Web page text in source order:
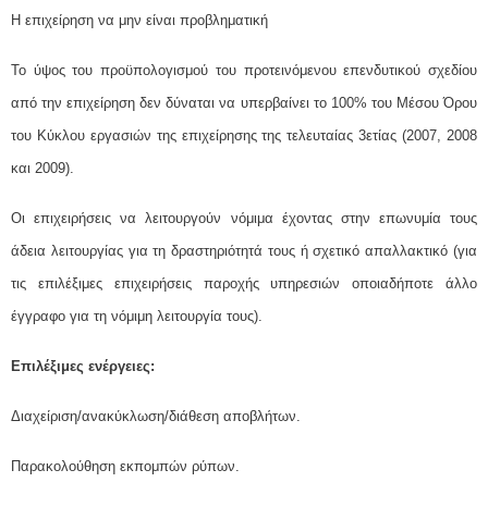
Η επιχείρηση να μην είναι προβληματική
Το ύψος του προϋπολογισμού του προτεινόμενου επενδυτικού σχεδίου
από την επιχείρηση δεν δύναται να υπερβαίνει το 100% του Μέσου Όρου
του Κύκλου εργασιών της επιχείρησης της τελευταίας 3ετίας (2007, 2008
και 2009).
Οι επιχειρήσεις να λειτουργούν νόμιμα έχοντας στην επωνυμία τους
άδεια λειτουργίας για τη δραστηριότητά τους ή σχετικό απαλλακτικό (για
τις επιλέξιμες επιχειρήσεις παροχής υπηρεσιών οποιαδήποτε άλλο
έγγραφο για τη νόμιμη λειτουργία τους).
Επιλέξιμες ενέργειες:
Διαχείριση/ανακύκλωση/διάθεση αποβλήτων.
Παρακολούθηση εκπομπών ρύπων.